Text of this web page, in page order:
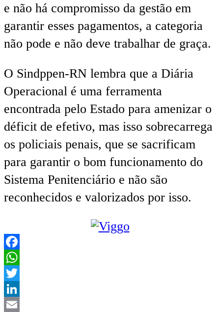
e não há compromisso da gestão em
garantir esses pagamentos, a categoria
não pode e não deve trabalhar de graça.
O Sindppen-RN lembra que a Diária
Operacional é uma ferramenta
encontrada pelo Estado para amenizar o
déficit de efetivo, mas isso sobrecarrega
os policiais penais, que se sacrificam
para garantir o bom funcionamento do
Sistema Penitenciário e não são
reconhecidos e valorizados por isso.
Facebook
WhatsApp
Twitter
LinkedIn